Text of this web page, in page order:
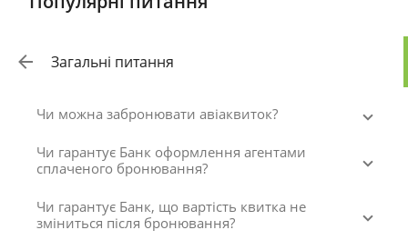
Загальні питання
Чи можна забронювати авіаквиток?
Чи гарантує Банк оформлення агентами
сплаченого бронювання?
Чи гарантує Банк, що вартість квитка не
зміниться після бронювання?